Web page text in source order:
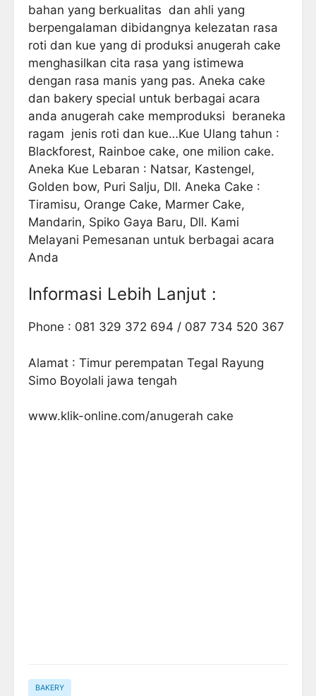
bahan yang berkualitas dan ahli yang
berpengalaman dibidangnya kelezatan rasa
roti dan kue yang di produksi anugerah cake
menghasilkan cita rasa yang istimewa
dengan rasa manis yang pas. Aneka cake
dan bakery special untuk berbagai acara
anda anugerah cake memproduksi beraneka
ragam jenis roti dan kue…Kue Ulang tahun :
Blackforest, Rainboe cake, one milion cake.
Aneka Kue Lebaran : Natsar, Kastengel,
Golden bow, Puri Salju, Dll. Aneka Cake :
Tiramisu, Orange Cake, Marmer Cake,
Mandarin, Spiko Gaya Baru, Dll. Kami
Melayani Pemesanan untuk berbagai acara
Anda
Informasi Lebih Lanjut :
Phone : 081 329 372 694 / 087 734 520 367
Alamat : Timur perempatan Tegal Rayung
Simo Boyolali jawa tengah
www.klik-online.com/anugerah cake
BAKERY